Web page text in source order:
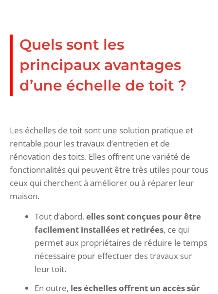
Quels sont les
principaux avantages
d’une échelle de toit ?
Les échelles de toit sont une solution pratique et
rentable pour les travaux d’entretien et de
rénovation des toits. Elles offrent une variété de
fonctionnalités qui peuvent être très utiles pour tous
ceux qui cherchent à améliorer ou à réparer leur
maison.
Tout d’abord, elles sont conçues pour être
facilement installées et retirées, ce qui
permet aux propriétaires de réduire le temps
nécessaire pour effectuer des travaux sur
leur toit.
En outre, les échelles offrent un accès sûr